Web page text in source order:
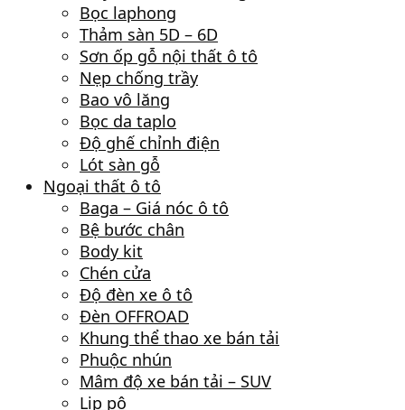
Bọc laphong
Thảm sàn 5D – 6D
Sơn ốp gỗ nội thất ô tô
Nẹp chống trầy
Bao vô lăng
Bọc da taplo
Độ ghế chỉnh điện
Lót sàn gỗ
Ngoại thất ô tô
Baga – Giá nóc ô tô
Bệ bước chân
Body kit
Chén cửa
Độ đèn xe ô tô
Đèn OFFROAD
Khung thể thao xe bán tải
Phuộc nhún
Mâm độ xe bán tải – SUV
Lip pô